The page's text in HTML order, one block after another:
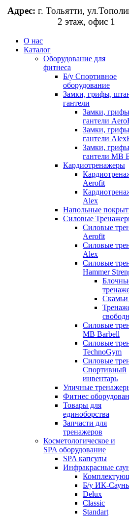
Адрес: г. Тольятти,
2 этаж, офис 1
О нас
Каталог
Оборудование для
фитнеса
Б/у Спортивное
оборудование
Замки, грифы,
гантели
Замки,
гантели
Замки,
гантели
Замки,
гантели MB
Кардиотренажеры
Aerofit
Alex
Напольные
Силовые
Силовые
Aerofit
Силовые
Alex
Силовые
Hammer
Скамьи
Силовые
MB Barbell
Силовые
TechnoGym
Силовые
Спортивный
инвентарь
Уличные
Фитнес
Товары для
единоборства
Запчасти для
тренажеров
Косметологическое и
SPA оборудование
SPA капсулы
Инфракрасные
Б/у ИК-
Delux
Classic
Standart